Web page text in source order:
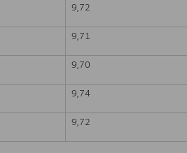
9,72
9,71
9,70
9,74
9,72